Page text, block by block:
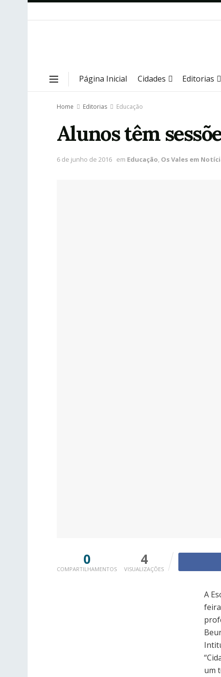
Página Inicial Cidades Editorias
Home Editorias Educação
Alunos têm
6 de junho de 2016 em Educação, Os Vales em
0
COMPARTILHAMENTOS
4
VISUALIZAÇÕES
A
um